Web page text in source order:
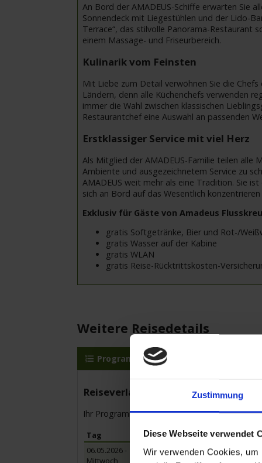
Zustimmung
Diese Webseite verwendet
Wir verwenden Cookies,
An Bord der AMADEUS-Schiffe erwarten Sie
Sonnendeck mit Liegestühlen und der Lido-
Terrace“, das stilvolle Panorama-Restaurant
einem Massage- und Friseurbereich.
Kulinarik vom Feinsten
Mit Liebe zum Detail verwöhnen Sie die
Ländern, denn alle Küchenchefs verwenden
immer die Wahl zwischen klassischen
Restaurantchef eine Auswahl an passenden
Erstklassiger Service mit viel Herz
Als Mitglied der AMADEUS-Familie teilen
Ambiente und ausgezeichnetem Service zu
AMADEUS weit mehr als eine Tradition. Sie
sich an Bord auf das Wesentlich
Exklusiv für Gäste von Amadeus
gratis Softgetränke, Bier und Rot-/
gratis Wasser auf der Kabine
gratis WLAN
gratis Reise-Rücktrittskosten-
Weitere Reisedetails
Programm
Reiseverlauf
Ihr Programm für die Kreuzfahrt vom
Tag Hafen
06.05.2026 -
Mittwoch
Lyon / Frankreich
Willkommen in der Welthauptstadt